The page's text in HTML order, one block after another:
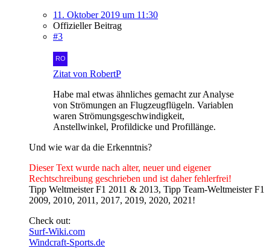
11. Oktober 2019 um 11:30
Offizieller Beitrag
#3
Zitat von RobertP
Habe mal etwas ähnliches gemacht zur Analyse
von Strömungen an Flugzeugflügeln. Variablen
waren Strömungsgeschwindigkeit,
Anstellwinkel, Profildicke und Profillänge.
Und wie war da die Erkenntnis?
Dieser Text wurde nach alter, neuer und eigener
Rechtschreibung geschrieben und ist daher fehlerfrei!
Tipp Weltmeister F1 2011 & 2013, Tipp Team-Weltmeister F1
2009, 2010, 2011, 2017, 2019, 2020, 2021!
Check out:
Surf-Wiki.com
Windcraft-Sports.de